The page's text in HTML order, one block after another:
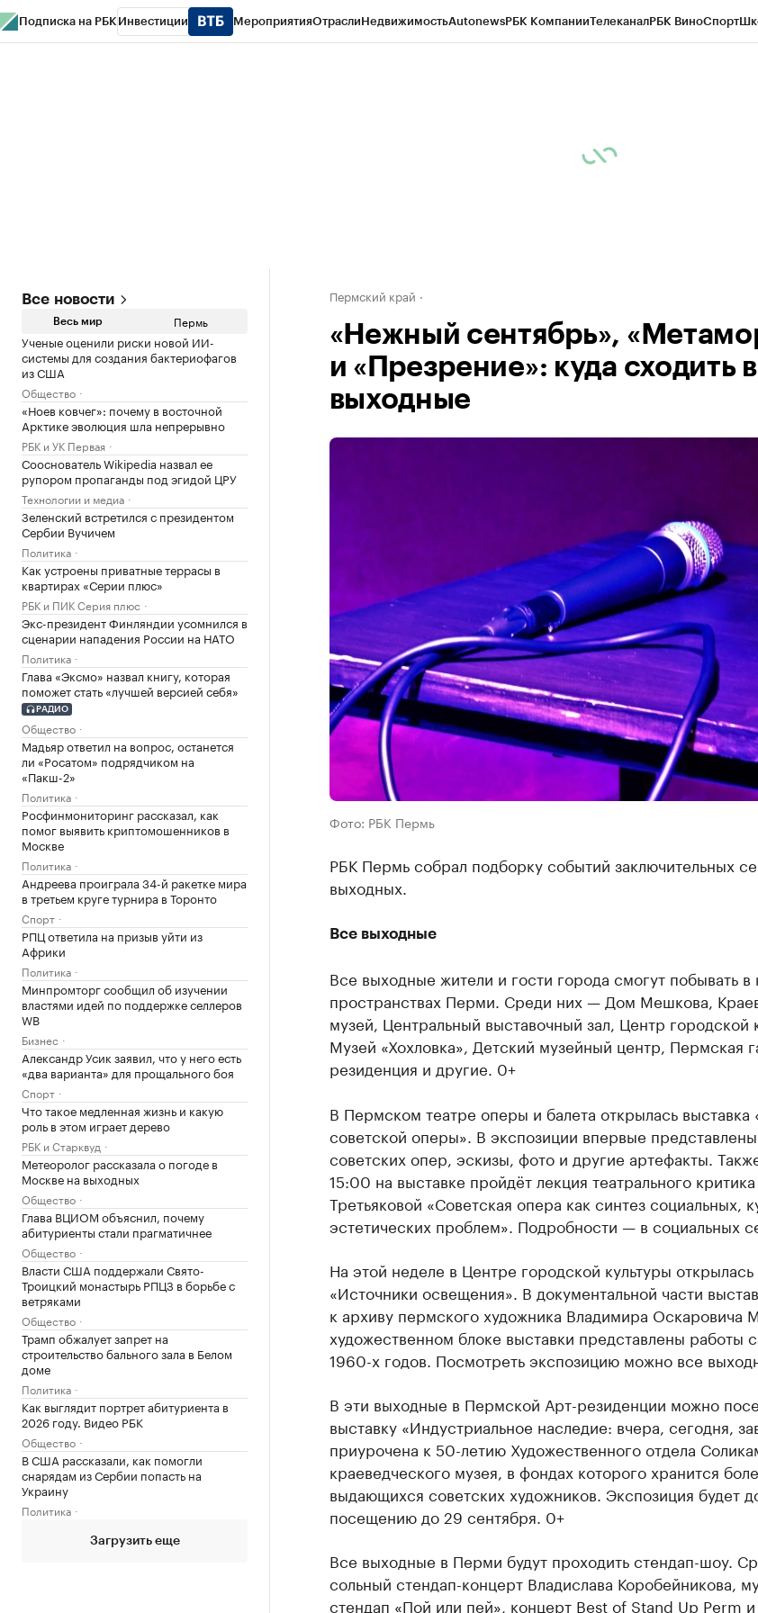
Подписка на РБК Инвестиции МероприятияОтраслиНедвижимостьAutonewsРБК КомпанииТелеканалРБК ВиноСпорт
Все новости
Весь мир Пермь
Ученые оценили риски новой ИИ-
системы для создания бактериофагов
из США
Общество
«Ноев ковчег»: почему в восточной
Арктике эволюция шла непрерывно
РБК и УК Первая
Сооснователь Wikipedia назвал ее
рупором пропаганды под эгидой ЦРУ
Технологии и медиа
Зеленский встретился с президентом
Сербии Вучичем
Политика
Как устроены приватные террасы в
квартирах «Серии плюс»
РБК и ПИК Серия плюс
Экс-президент Финляндии усомнился в
сценарии нападения России на НАТО
Политика
Глава «Эксмо» назвал книгу, которая
поможет стать «лучшей версией себя»
РАДИО
Общество
Мадьяр ответил на вопрос, останется
ли «Росатом» подрядчиком на
«Пакш-2»
Политика
Росфинмониторинг рассказал, как
помог выявить криптомошенников в
Москве
Политика
Андреева проиграла 34-й ракетке мира
в третьем круге турнира в Торонто
Спорт
РПЦ ответила на призыв уйти из
Африки
Политика
Минпромторг сообщил об изучении
властями идей по поддержке селлеров
WB
Бизнес
Александр Усик заявил, что у него есть
«два варианта» для прощального боя
Спорт
Что такое медленная жизнь и какую
роль в этом играет дерево
РБК и Старквуд
Метеоролог рассказала о погоде в
Москве на выходных
Общество
Глава ВЦИОМ объяснил, почему
абитуриенты стали прагматичнее
Общество
Власти США поддержали Свято-
Троицкий монастырь РПЦЗ в борьбе с
ветряками
Общество
Трамп обжалует запрет на
строительство бального зала в Белом
доме
Политика
Как выглядит портрет абитуриента в
2026 году. Видео РБК
Общество
В США рассказали, как помогли
снарядам из Сербии попасть на
Украину
Политика
Загрузить еще
Пермский край
«Нежный сентябрь»,
и «Презрение»: куда сходить в
выходные
Фото: РБК Пермь
РБК Пермь собрал подборку событий заключительных
выходных.
Все выходные
Все выходные жители и гости города смогут побывать в
пространствах Перми. Среди них — Дом Мешкова,
музей, Центральный выставочный зал, Центр городской
Музей «Хохловка», Детский музейный центр, Пермская
резиденция и другие. 0+
В Пермском театре оперы и балета открылась выставка
советской оперы». В экспозиции впервые
советских опер, эскизы, фото и другие артефакты.
15:00 на выставке пройдёт лекция театрального
Третьяковой «Советская опера как синтез социальных,
эстетических проблем». Подробности — в социальных
На этой неделе в Центре городской культуры открылась
«Источники освещения». В документальной части
к архиву пермского художника Владимира Оскаровича
художественном блоке выставки представлены работы
1960-х годов. Посмотреть экспозицию можно все
В эти выходные в Пермской Арт-резиденции можно
выставку «Индустриальное наследие: вчера, сегодня,
приурочена к 50-летию Художественного отдела
краеведческого музея, в фондах которого хранится
выдающихся советских художников. Экспозиция будет
посещению до 29 сентября. 0+
Все выходные в Перми будут проходить стендап-шоу.
сольный стендап-концерт Владислава Коробейникова,
стендап «Пой или пей», концерт Best of Stand Up Perm